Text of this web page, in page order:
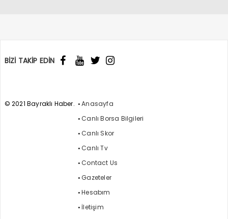
BİZİ TAKİP EDİN
© 2021 Bayraklı Haber.
Anasayfa
Canlı Borsa Bilgileri
Canlı Skor
Canlı Tv
Contact Us
Gazeteler
Hesabım
İletişim